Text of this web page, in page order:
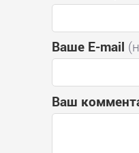
Ваше E-mail
Ваш